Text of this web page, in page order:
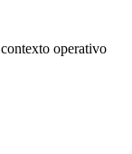
operativo